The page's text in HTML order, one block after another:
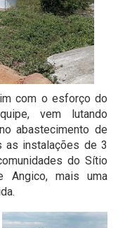
com o esforço do
vem lutando
abastecimento de
as instalações de 3
do Sítio
Angico, mais uma